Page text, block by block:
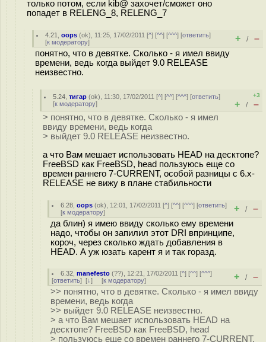
только потом, если kib@ захочет/сможет оно
попадет в RELENG_8, RELENG_7
4.21 ,oops (ok), 11:25, 17/02/2011 [^] [^^] [^^^] [ответить]
[к модератору] + / –
понятно, что в девятке. Сколько - я имел ввиду
времени, ведь когда выйдет 9.0 RELEASE
неизвестно.
5.24 ,тигар (ok), 11:30, 17/02/2011 [^] [^^] [^^^] [ответить]
[к модератору]
+3
+ / –
> понятно, что в девятке. Сколько - я имел
ввиду времени, ведь когда
> выйдет 9.0 RELEASE неизвестно.
а что Вам мешает использовать HEAD на десктопе?
FreeBSD как FreeBSD, head пользуюсь еще со
времен раннего 7-CURRENT, особой разницы с 6.х-
RELEASE не вижу в плане стабильности
6.28 ,oops (ok), 12:01, 17/02/2011 [^] [^^] [^^^] [ответить]
[к модератору] + / –
да блин) я имею ввиду сколько ему времени
надо, чтобы он запилил этот DRI впринципе,
короч, через сколько ждать добавления в
HEAD. А уж юзать карент я и так горазд.
6.32 ,manefesto (??), 12:21, 17/02/2011 [^] [^^] [^^^]
[ответить] [↓] [к модератору] + / –
>> понятно, что в девятке. Сколько - я имел ввиду
времени, ведь когда
>> выйдет 9.0 RELEASE неизвестно.
> а что Вам мешает использовать HEAD на
десктопе? FreeBSD как FreeBSD, head
> пользуюсь еще со времен раннего 7-CURRENT,